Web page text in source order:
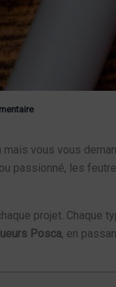
vous vous
passionné, les
projet. Chaque
Posca, en